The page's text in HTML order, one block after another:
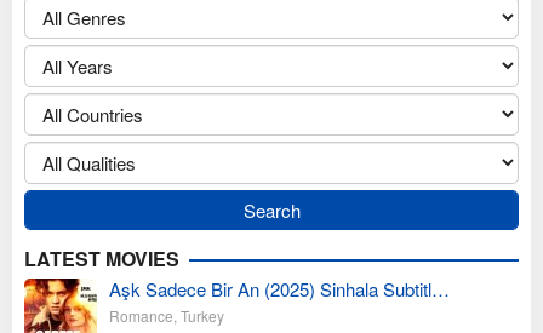
LATEST MOVIES
Aşk Sadece Bir An (2025) Sinhala Subtitl…
Romance Turkey